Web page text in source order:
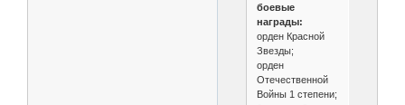
боевые
награды:
орден Красной
Звезды;
орден
Отечественной
Войны 1 степени;